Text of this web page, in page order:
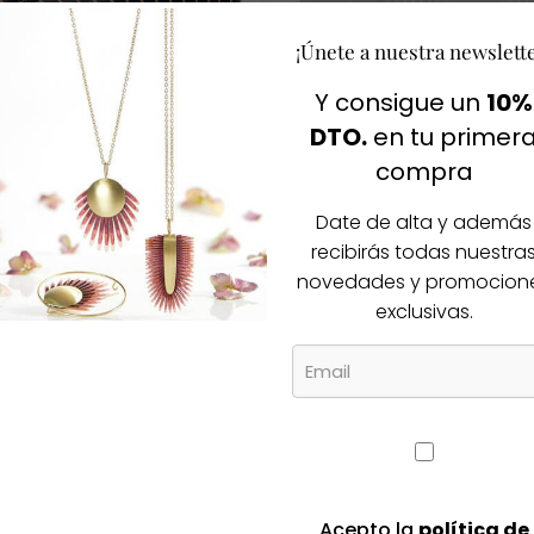
SKFK Bibi rayas
€El
precio
Agotado
Bolso de mano 2dB
33,00€ El
precio
era:
23,10 € El
precio
es:
¡Únete a nuestra
Y consigue un 10%
DTO. en tu primera
compra
Date de alta y además
recibirás todas nuestras
novedades y
exclusivas.